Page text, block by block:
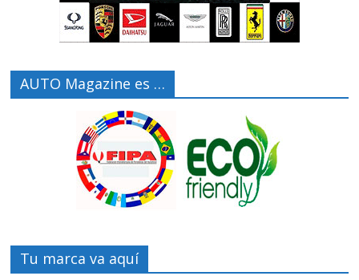
AUTO Magazine es …
Tu marca va aquí